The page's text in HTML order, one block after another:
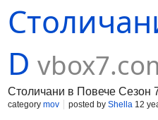
D
Столичани в Повече Сезон
category mov posted by Shella 12